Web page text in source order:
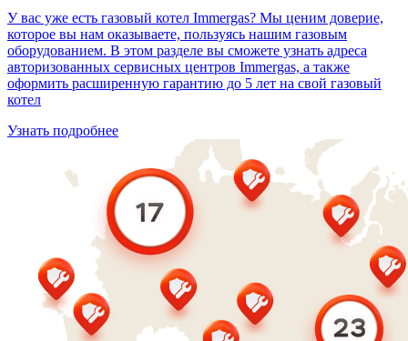
У вас уже есть газовый котел Immergas? Мы ценим доверие,
которое вы нам оказываете, пользуясь нашим газовым
оборудованием. В этом разделе вы сможете узнать адреса
авторизованных сервисных центров Immergas, а также
оформить расширенную гарантию до 5 лет на свой газовый
котел
Узнать подробнее